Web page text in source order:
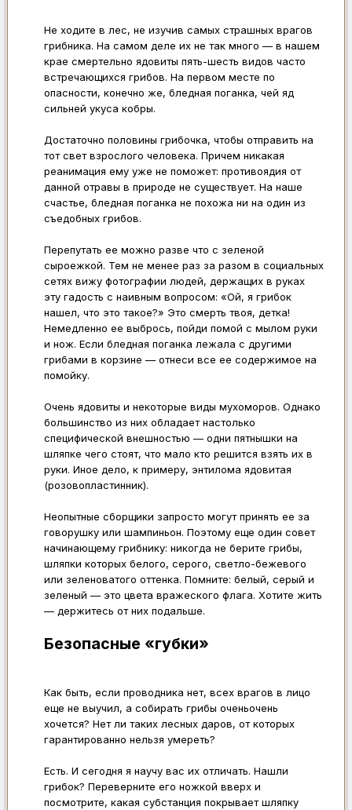
Не ходите в лес, не изучив самых страшных врагов
грибника. На самом деле их не так много — в нашем
крае смертельно ядовиты пять-шесть видов часто
встречающихся грибов. На первом месте по
опасности, конечно же, бледная поганка, чей яд
сильней укуса кобры.
Достаточно половины грибочка, чтобы отправить на
тот свет взрослого человека. Причем никакая
реанимация ему уже не поможет: противоядия от
данной отравы в природе не существует. На наше
счастье, бледная поганка не похожа ни на один из
съедобных грибов.
Перепутать ее можно разве что с зеленой
сыроежкой. Тем не менее раз за разом в социальных
сетях вижу фотографии людей, держащих в руках
эту гадость с наивным вопросом: «Ой, я грибок
нашел, что это такое?» Это смерть твоя, детка!
Немедленно ее выбрось, пойди помой с мылом руки
и нож. Если бледная поганка лежала с другими
грибами в корзине — отнеси все ее содержимое на
помойку.
Очень ядовиты и некоторые виды мухоморов. Однако
большинство из них обладает настолько
специфической внешностью — одни пятнышки на
шляпке чего стоят, что мало кто решится взять их в
руки. Иное дело, к примеру, энтилома ядовитая
(розовопластинник).
Неопытные сборщики запросто могут принять ее за
говорушку или шампиньон. Поэтому еще один совет
начинающему грибнику: никогда не берите грибы,
шляпки которых белого, серого, светло-бежевого
или зеленоватого оттенка. Помните: белый, серый и
зеленый — это цвета вражеского флага. Хотите жить
— держитесь от них подальше.
Безопасные «губки»
Как быть, если проводника нет, всех врагов в лицо
еще не выучил, а собирать грибы оченьочень
хочется? Нет ли таких лесных даров, от которых
гарантированно нельзя умереть?
Есть. И сегодня я научу вас их отличать. Нашли
грибок? Переверните его ножкой вверх и
посмотрите, какая субстанция покрывает шляпку